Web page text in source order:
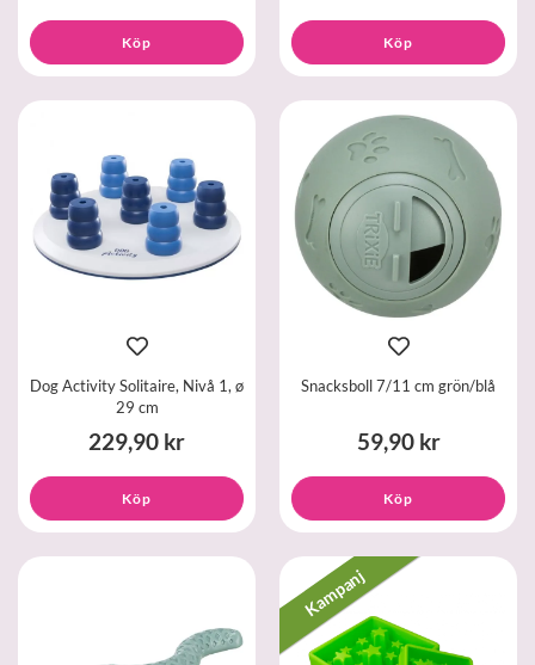
Köp Köp
Dog Activity Solitaire, Nivå 1, ø
29 cm
229,90 kr
Köp
Snacksboll 7/11 cm grön/blå
59,90 kr
Köp
Kampanj